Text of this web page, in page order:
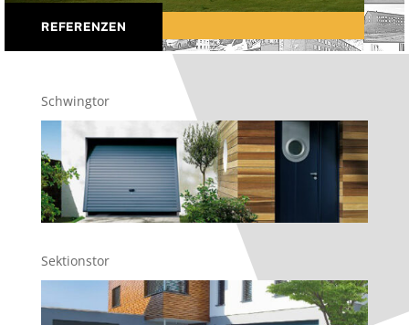
REFERENZEN
Schwingtor
Sektionstor